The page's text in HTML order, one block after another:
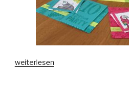
„„Wild
weiterlesen